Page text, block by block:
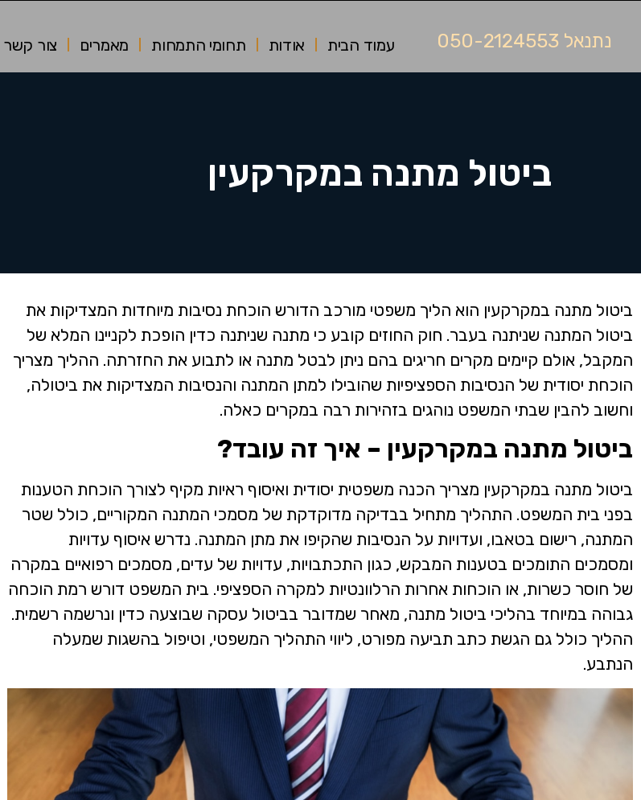
נתנאל 050-2124553 עמוד הבית אודות תחומי התמחות מאמרים צור קשר
ביטול מתנה במקרקעין
ביטול מתנה במקרקעין הוא הליך משפטי מורכב הדורש הוכחת נסיבות מיוחדות המצדיקות את
ביטול המתנה שניתנה בעבר. חוק החוזים קובע כי מתנה שניתנה כדין הופכת לקניינו המלא של
המקבל, אולם קיימים מקרים חריגים בהם ניתן לבטל מתנה או לתבוע את החזרתה. ההליך מצריך
הוכחת יסודית של הנסיבות הספציפיות שהובילו למתן המתנה והנסיבות המצדיקות את ביטולה,
וחשוב להבין שבתי המשפט נוהגים בזהירות רבה במקרים כאלה.
ביטול מתנה במקרקעין – איך זה עובד?
ביטול מתנה במקרקעין מצריך הכנה משפטית יסודית ואיסוף ראיות מקיף לצורך הוכחת הטענות
בפני בית המשפט. התהליך מתחיל בבדיקה מדוקדקת של מסמכי המתנה המקוריים, כולל שטר
המתנה, רישום בטאבו, ועדויות על הנסיבות שהקיפו את מתן המתנה. נדרש איסוף עדויות
ומסמכים התומכים בטענות המבקש, כגון התכתבויות, עדויות של עדים, מסמכים רפואיים במקרה
של חוסר כשרות, או הוכחות אחרות הרלוונטיות למקרה הספציפי. בית המשפט דורש רמת הוכחה
גבוהה במיוחד בהליכי ביטול מתנה, מאחר שמדובר בביטול עסקה שבוצעה כדין ונרשמה רשמית.
ההליך כולל גם הגשת כתב תביעה מפורט, ליווי התהליך המשפטי, וטיפול בהשגות שמעלה
הנתבע.